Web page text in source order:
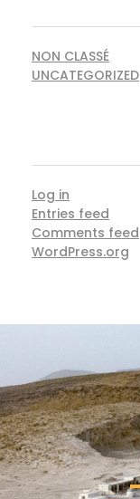
NON CLASSÉ
UNCATEGORIZED
Log in
Entries feed
Comments feed
WordPress.org